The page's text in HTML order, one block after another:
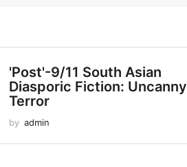
'Post'-9/11 South Asian
Diasporic Fiction: Uncanny
Terror
by admin